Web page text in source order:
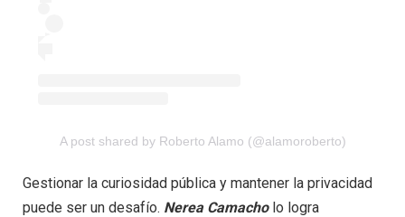
A post shared by Roberto Alamo (@alamoroberto)
Gestionar la curiosidad pública y mantener la privacidad
puede ser un desafío. Nerea Camacholo logra